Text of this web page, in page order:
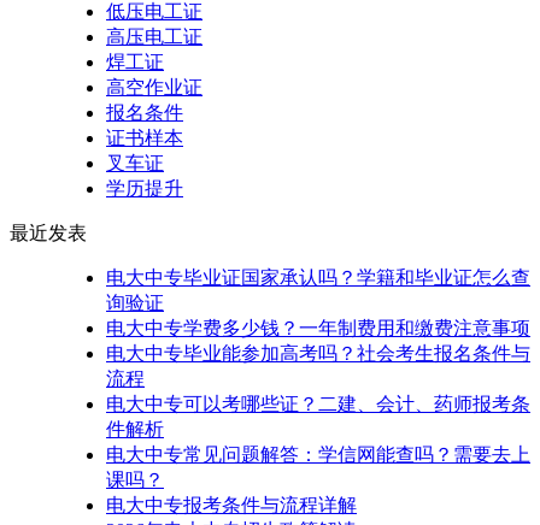
低压电工证
高压电工证
焊工证
高空作业证
报名条件
证书样本
叉车证
学历提升
最近发表
电大中专毕业证国家承认吗？学籍和毕业证怎么查
询验证
电大中专学费多少钱？一年制费用和缴费注意事项
电大中专毕业能参加高考吗？社会考生报名条件与
流程
电大中专可以考哪些证？二建、会计、药师报考条
件解析
电大中专常见问题解答：学信网能查吗？需要去上
课吗？
电大中专报考条件与流程详解